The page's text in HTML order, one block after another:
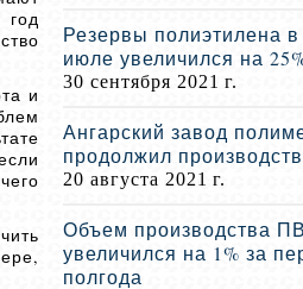
год
и
Резервы полиэтилена
июле увеличился на
30 сентября 2021 г.
Ангарский завод
продолжил
20 августа 2021 г.
Объем производства
увеличился на 1% за
полгода